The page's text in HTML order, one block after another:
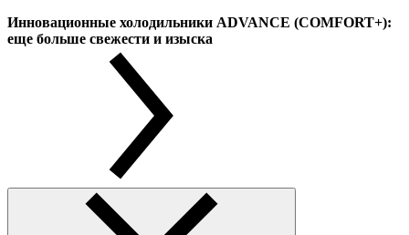
Инновационные холодильники ADVANCE (COMFORT+):
еще больше свежести и изыска